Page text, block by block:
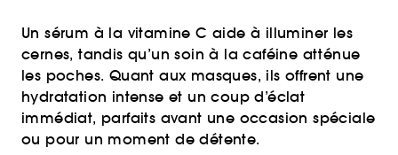
Un sérum à la vitamine C aide à illuminer les
cernes, tandis qu’un soin à la caféine atténue
les poches. Quant aux masques, ils offrent une
hydratation intense et un coup d’éclat
immédiat, parfaits avant une occasion spéciale
ou pour un moment de détente.